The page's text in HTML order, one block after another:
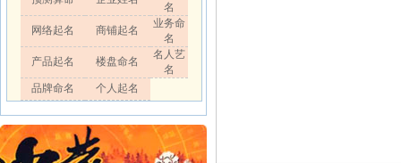
名
网络起名
商铺起名
业务命
名
产品起名
楼盘命名
名人艺
名
品牌命名
个人起名